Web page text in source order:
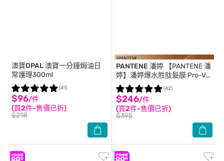
澳寶OPAL澳寶一分鐘焗油日
常護理300ml
$96/件
(買2件-售價已折)
$218
(41)
PANTENE 潘婷 【PANTENE 潘
婷】潘婷爆水胜肽髮膜 Pro-V
高濃保濕髮膜 12mlx8 密集修護
型 <包裝轉換中隨機出貨>
$246/件
(買2件-售價已折)
$395
(42)